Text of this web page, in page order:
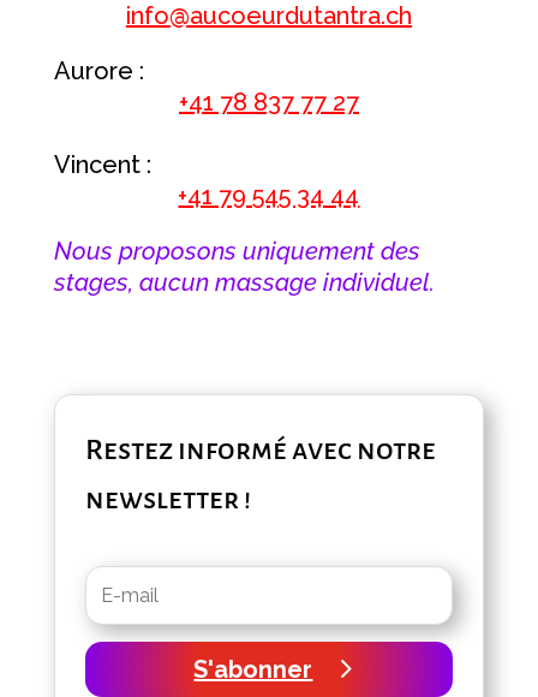
info@aucoeurdutantra.ch
Aurore :
+41 78 837 77 27
Vincent :
+41 79 545 34 44
Nous proposons uniquement des
stages, aucun massage individuel.
Restez informé avec notre
newsletter !
S'abonner